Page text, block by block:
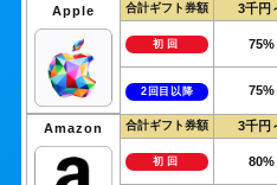
Apple 合計ギフト券額 3千円
初回 75%
2回目以降 75%
Amazon 合計ギフト券額 3千円
初回 80%